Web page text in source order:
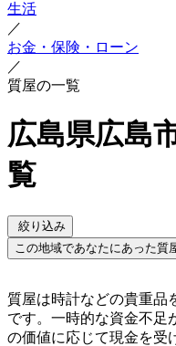
生活
／
お金・保険・ローン
／
質屋の一覧
広島県広島
覧
絞り込み
この地域であなたにあった質
質屋は時計などの貴重品
です。一時的な資金不足
の価値に応じて現金を受